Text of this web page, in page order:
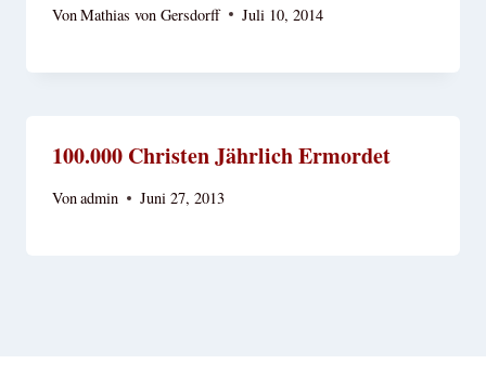
VonMathias von Gersdorff Juli 10, 2014
100.000 Christen Jährlich Ermordet
Vonadmin Juni 27, 2013